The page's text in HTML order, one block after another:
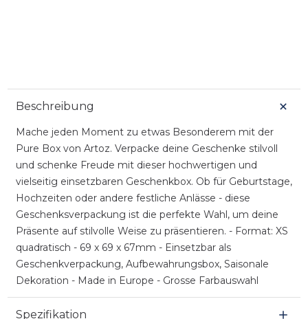
Beschreibung
Mache jeden Moment zu etwas Besonderem mit der
Pure Box von Artoz. Verpacke deine Geschenke stilvoll
und schenke Freude mit dieser hochwertigen und
vielseitig einsetzbaren Geschenkbox. Ob für Geburtstage,
Hochzeiten oder andere festliche Anlässe - diese
Geschenksverpackung ist die perfekte Wahl, um deine
Präsente auf stilvolle Weise zu präsentieren. - Format: XS
quadratisch - 69 x 69 x 67mm - Einsetzbar als
Geschenkverpackung, Aufbewahrungsbox, Saisonale
Dekoration - Made in Europe - Grosse Farbauswahl
Spezifikation